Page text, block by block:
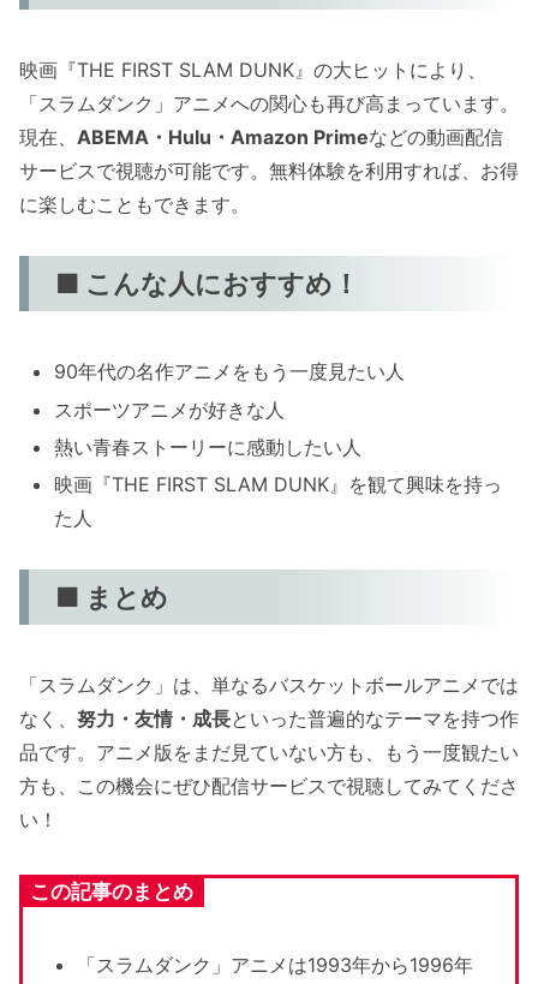
映画『THE FIRST SLAM DUNK』の大ヒットにより、
「スラムダンク」アニメへの関心も再び高まっています。
現在、 ABEMA・Hulu・Amazon Primeなどの動画配信
サービスで視聴が可能です。無料体験を利用すれば、お得
に楽しむこともできます。
■ こんな人におすすめ！
90年代の名作アニメをもう一度見たい人
スポーツアニメが好きな人
熱い青春ストーリーに感動したい人
映画『THE FIRST SLAM DUNK』を観て興味を持っ
た人
■ まとめ
「スラムダンク」は、単なるバスケットボールアニメでは
なく、努力・友情・成長といった普遍的なテーマを持つ作
品です。アニメ版をまだ見ていない方も、もう一度観たい
方も、この機会にぜひ配信サービスで視聴してみてくださ
い！
この記事のまとめ
「スラムダンク」アニメは1993年から1996年